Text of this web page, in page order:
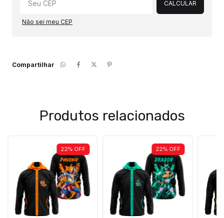
CALCULAR
Não sei meu CEP
Compartilhar
Produtos relacionados
22% OFF 22% OFF